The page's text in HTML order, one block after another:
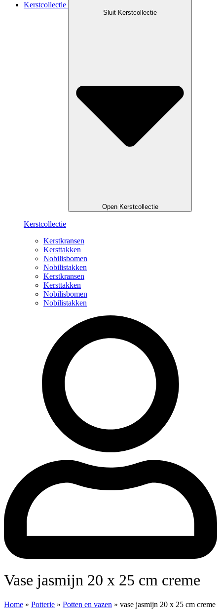
Kerstcollectie
Sluit Kerstcollectie
Open Kerstcollectie
Kerstcollectie
Kerstkransen
Kersttakken
Nobilisbomen
Nobilistakken
Kerstkransen
Kersttakken
Nobilisbomen
Nobilistakken
vase jasmijn 20 x 25 cm creme
Home » Potterie » Potten en vazen » vase jasmijn 20 x 25 cm creme